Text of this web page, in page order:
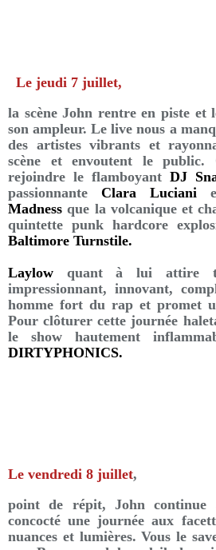
Le jeudi 7 juillet,
la scène John rentre en piste et
son ampleur. Le live nous a
des artistes vibrants et
scène et envoutent le
rejoindre le flamboyant DJ
passionnante Clara Luciani
Madness que la volcanique et
quintette punk hardcore
Baltimore Turnstile.
Laylow quant à lui attire
impressionnant, innovant,
homme fort du rap et promet
Pour clôturer cette journée
le show hautement
DIRTYPHONICS.
Le vendredi 8 juillet,
point de répit, John continue
concocté une journée aux
nuances et lumières. Vous le